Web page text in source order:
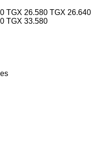
TGX 26.580 TGX 26.640
TGX 33.580